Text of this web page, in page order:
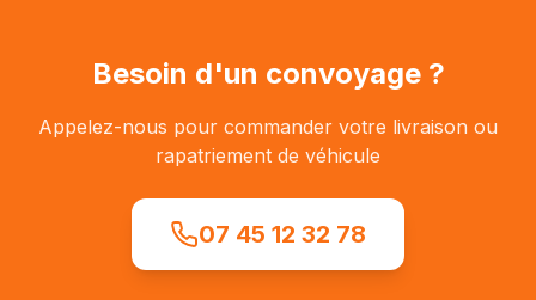
Besoin d'un convoyage ?
Appelez-nous pour commander votre livraison ou
rapatriement de véhicule
07 45 12 32 78